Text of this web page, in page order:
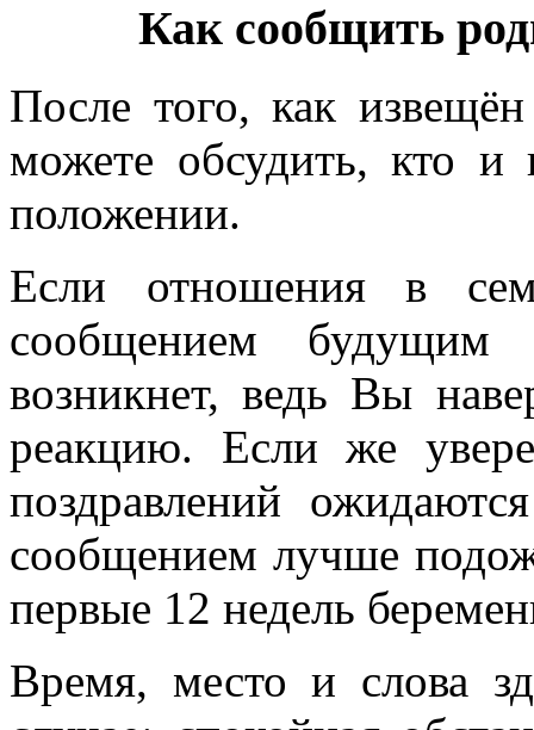
Как сообщить
После того, как
можете обсудить, кто
положении.
Если отношения в
сообщением
возникнет, ведь Вы
реакцию. Если же
поздравлений
сообщением лучше
первые 12 недель
Время, место и слова